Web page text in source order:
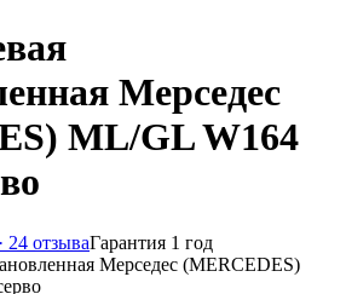
Мерседес
ML/GL W164
24 отзываГарантия 1 год